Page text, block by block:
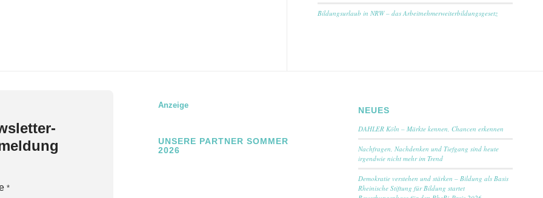
Bildungsurlaub in NRW – das Arbeitnehmerweiterbildungsgesetz
*
Anzeige
UNSERE PARTNER SOMMER
2026
NEUES
DAHLER Köln – Märkte kennen, Chancen erkennen
Nachfragen, Nachdenken und Tiefgang sind heute
irgendwie nicht mehr im Trend
Demokratie verstehen und stärken – Bildung als Basis
Rheinische Stiftung für Bildung startet